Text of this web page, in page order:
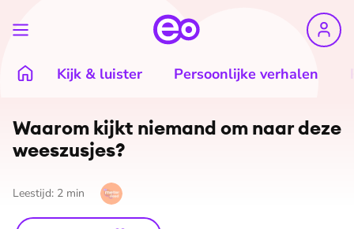
Kijk & luister Persoonlijke verhalen
Waarom kijkt niemand om naar deze
weeszusjes?
Leestijd: 2 min